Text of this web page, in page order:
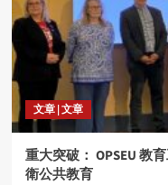
文章 | 文章
重大突破： OPSEU 教
衛公共教育